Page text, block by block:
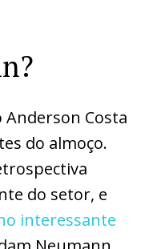
Anderson Costa
do almoço.
do setor, e
interessante